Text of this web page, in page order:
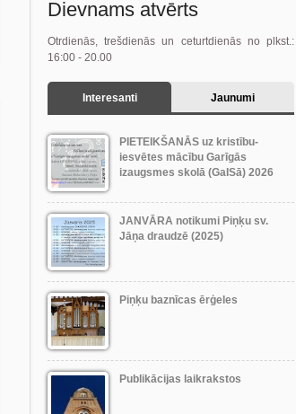
Dievnams atvērts
Otrdienās, trešdienās un ceturtdienās no plkst.:
16:00 - 20.00
Interesanti Jaunumi
PIETEIKŠANĀS uz kristību-
iesvētes mācību Garīgās
izaugsmes skolā (GaISā) 2026
JANVĀRA notikumi Piņķu sv.
Jāņa draudzē (2025)
Piņķu baznīcas ērģeles
Publikācijas laikrakstos